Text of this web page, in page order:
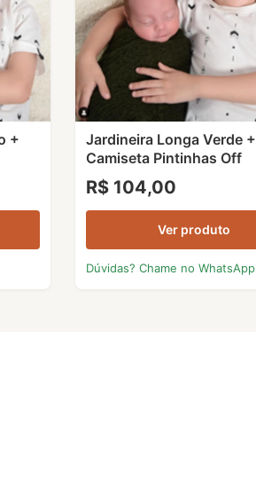
+
Jardineira Longa Verde +
Camiseta Pintinhas Off
R$ 104,00
Ver produto
Dúvidas? Chame no WhatsApp